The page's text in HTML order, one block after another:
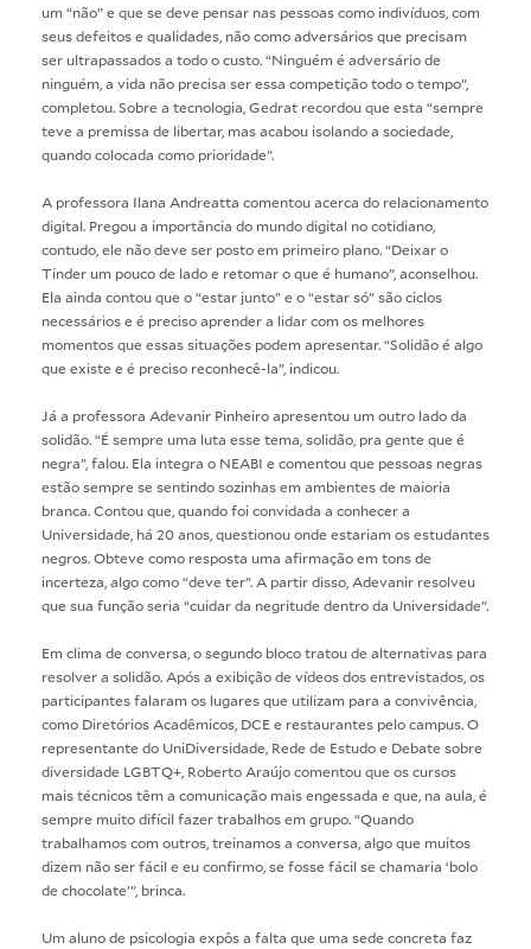
um “não” e que se deve pensar nas pessoas como indivíduos, com
seus defeitos e qualidades, não como adversários que precisam
ser ultrapassados a todo o custo. “Ninguém é adversário de
ninguém, a vida não precisa ser essa competição todo o tempo”,
completou. Sobre a tecnologia, Gedrat recordou que esta “sempre
teve a premissa de libertar, mas acabou isolando a sociedade,
quando colocada como prioridade”.
A professora Ilana Andreatta comentou acerca do relacionamento
digital. Pregou a importância do mundo digital no cotidiano,
contudo, ele não deve ser posto em primeiro plano. “Deixar o
Tinder um pouco de lado e retomar o que é humano”, aconselhou.
Ela ainda contou que o “estar junto” e o “estar só” são ciclos
necessários e é preciso aprender a lidar com os melhores
momentos que essas situações podem apresentar. “Solidão é algo
que existe e é preciso reconhecê-la”, indicou.
Já a professora Adevanir Pinheiro apresentou um outro lado da
solidão. “É sempre uma luta esse tema, solidão, pra gente que é
negra”, falou. Ela integra o NEABI e comentou que pessoas negras
estão sempre se sentindo sozinhas em ambientes de maioria
branca. Contou que, quando foi convidada a conhecer a
Universidade, há 20 anos, questionou onde estariam os estudantes
negros. Obteve como resposta uma afirmação em tons de
incerteza, algo como “deve ter”. A partir disso, Adevanir resolveu
que sua função seria “cuidar da negritude dentro da Universidade”.
Em clima de conversa, o segundo bloco tratou de alternativas para
resolver a solidão. Após a exibição de vídeos dos entrevistados, os
participantes falaram os lugares que utilizam para a convivência,
como Diretórios Acadêmicos, DCE e restaurantes pelo campus. O
representante do UniDiversidade, Rede de Estudo e Debate sobre
diversidade LGBTQ+, Roberto Araújo comentou que os cursos
mais técnicos têm a comunicação mais engessada e que, na aula, é
sempre muito difícil fazer trabalhos em grupo. “Quando
trabalhamos com outros, treinamos a conversa, algo que muitos
dizem não ser fácil e eu confirmo, se fosse fácil se chamaria ‘bolo
de chocolate’”, brinca.
Um aluno de psicologia expôs a falta que uma sede concreta faz